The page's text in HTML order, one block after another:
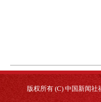
版权所有 (C) 中国新闻